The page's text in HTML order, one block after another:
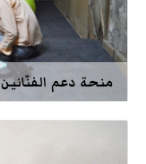
منحة دعم الفنّانين